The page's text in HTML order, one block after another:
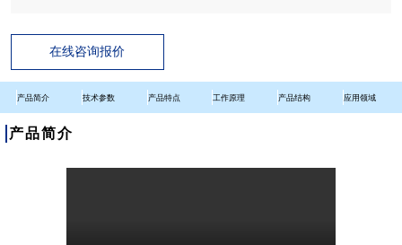
在线咨询报价
产品简介 技术参数 产品特点 工作原理 产品结构 应用领域
产品简介